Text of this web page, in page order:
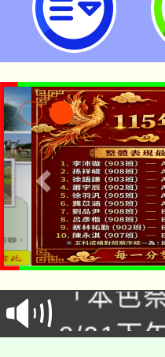
公告本
代理(課
告(尚有
「本色
場熱烈
8/21下